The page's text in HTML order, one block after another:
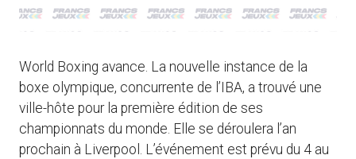
World Boxing avance. La nouvelle instance de la
boxe olympique, concurrente de l’IBA, a trouvé une
ville-hôte pour la première édition de ses
championnats du monde. Elle se déroulera l’an
prochain à Liverpool. L’événement est prévu du 4 au